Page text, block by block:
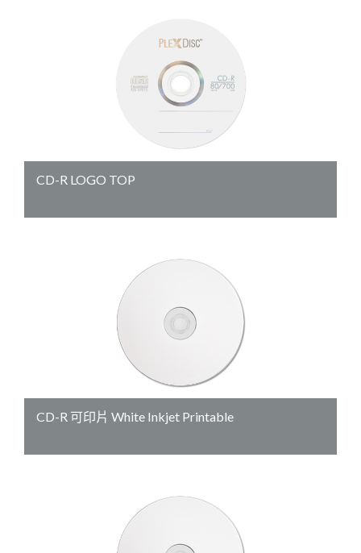
CD-R LOGO TOP
CD-R 可印片 White Inkjet Printable